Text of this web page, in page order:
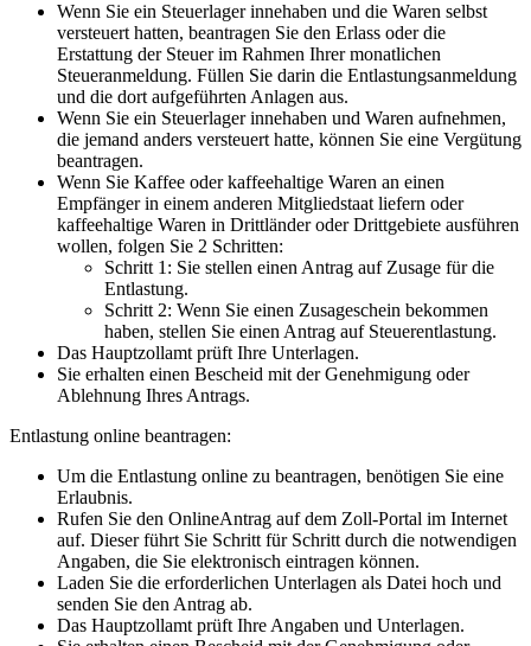
Wenn Sie ein Steuerlager innehaben und die Waren selbst
versteuert hatten, beantragen Sie den Erlass oder die
Erstattung der Steuer im Rahmen Ihrer monatlichen
Steueranmeldung. Füllen Sie darin die Entlastungsanmeldung
und die dort aufgeführten Anlagen aus.
Wenn Sie ein Steuerlager innehaben und Waren aufnehmen,
die jemand anders versteuert hatte, können Sie eine Vergütung
beantragen.
Wenn Sie Kaffee oder kaffeehaltige Waren an einen
Empfänger in einem anderen Mitgliedstaat liefern oder
kaffeehaltige Waren in Drittländer oder Drittgebiete ausführen
wollen, folgen Sie 2 Schritten:
Schritt 1: Sie stellen einen Antrag auf Zusage für die
Entlastung.
Schritt 2: Wenn Sie einen Zusageschein bekommen
haben, stellen Sie einen Antrag auf Steuerentlastung.
Das Hauptzollamt prüft Ihre Unterlagen.
Sie erhalten einen Bescheid mit der Genehmigung oder
Ablehnung Ihres Antrags.
Entlastung online beantragen:
Um die Entlastung online zu beantragen, benötigen Sie eine
Erlaubnis.
Rufen Sie den OnlineAntrag auf dem Zoll-Portal im Internet
auf. Dieser führt Sie Schritt für Schritt durch die notwendigen
Angaben, die Sie elektronisch eintragen können.
Laden Sie die erforderlichen Unterlagen als Datei hoch und
senden Sie den Antrag ab.
Das Hauptzollamt prüft Ihre Angaben und Unterlagen.